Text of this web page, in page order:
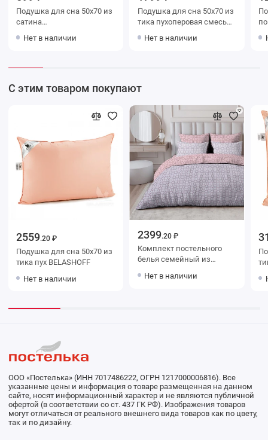
Подушка для сна 50х70 из
сатина
волокно Столица текстиля
Нет в наличии
Подушка для сна 50х70 из
тика пухоперовая смесь
Нет в наличии
С этим товаром покупают
2559.20 ₽
Подушка для сна 50х70 из
тика пух BELASHOFF
Нет в наличии
2399.20 ₽
Комплект постельного
белья семейный из
50х70 2 шт Геометрия
Нет в наличии
ООО «Постелька» (ИНН 7017486222, ОГРН 1217000006816). Все
указанные цены и информация о товаре размещенная на данном
сайте, носят информационный характер и не являются публичной
офертой (в соответствии со ст. 437 ГК РФ). Изображения товаров
могут отличаться от реального внешнего вида товаров как по цвету,
так и по дизайну.